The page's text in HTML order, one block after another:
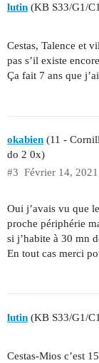
lutin (KB S33/G1/
Cestas, Talence et
pas s’il existe
Ça fait 7 ans que
okabien (11 -
do 2 0x)
Février 14,
#3
Oui j’avais vu que
proche périphérie
si j’habite à 30 mn
En tout cas merci
lutin (KB S33/G1/
Cestas-Mios c’est